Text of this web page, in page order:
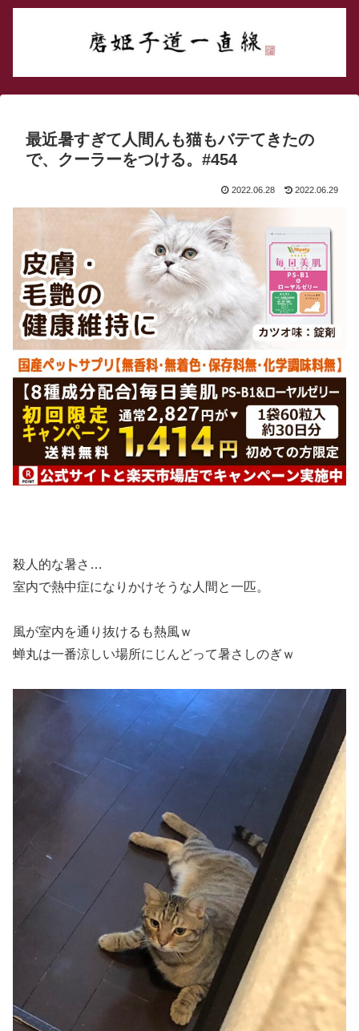
最近暑すぎて人間んも猫もバテてきたの
で、クーラーをつける。#454
2022.06.28 2022.06.29
殺人的な暑さ…
室内で熱中症になりかけそうな人間と一匹。
風が室内を通り抜けるも熱風ｗ
蝉丸は一番涼しい場所にじんどって暑さしのぎｗ